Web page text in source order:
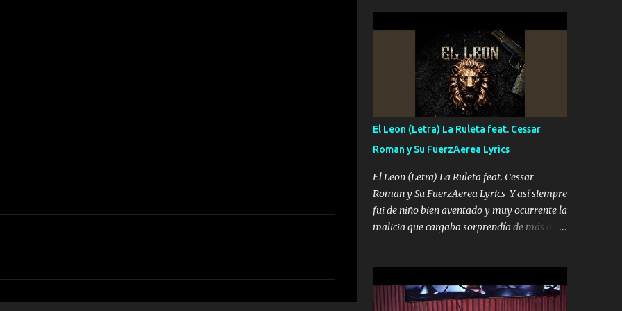
conciertos más que llenar Se mueven solo
por el interés P...
inteligente junto con su hermano el TRES
blindado el Estado tiene andan ESPERANDO
al UNO QUE PRONTO ESTARÁ PRESENTE
Que no falten las bucanas ni tampoco las
mujeres porque es platica de grandes por eso
hay que estar alegres doy las instrucciones
para atender los deberes Música Si es que
salta algún problema de confianza tengo
gente ahí está el Hombre Cuarenta y
también Pariente 7 arreglan cualquier
problema no más es cuestión que ordené
NOS HACE FALTA UN HERMANO DE CLAVE
SIEMPRE VIO POR LA FAMILIA PARA QUE
SIGA EL LEGADO Es el DOS de los
HERMANOS un cerebro inteligente y com...
El Leon (Letra) La Ruleta feat. Cessar
Roman y Su FuerzAerea Lyrics
El Leon (Letra) La Ruleta feat. Cessar
Roman y Su FuerzAerea Lyrics Y así siempre
fui de niño bien aventado y muy ocurrente la
malicia que cargaba sorprendía de más a la
Tranquilo me la navego ando en lo mío sin